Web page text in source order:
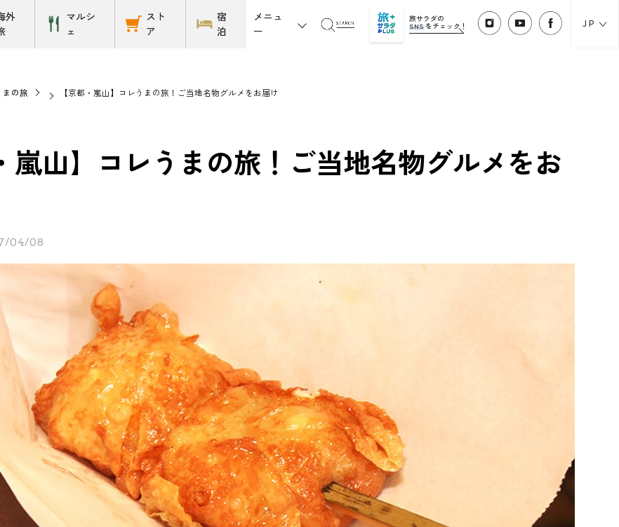
外
マルシ
ェ
スト
ア
宿
泊
メニュ
ー
旅サラダの
SNS をチェック！ JP
まの旅 【京都・嵐山】コレうまの旅！ご当地名物グルメをお届け
嵐山】コレうまの旅！ご当地名物グルメをお
04/08